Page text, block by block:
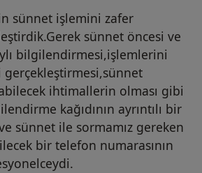
sünnet işlemini zafer
sünnet öncesi ve
bilgilendirmesi,işlemlerini
gerçekleştirmesi,sünnet
ihtimallerin olması gibi
kağıdının ayrıntılı bir
sünnet ile sormamız gereken
bir telefon numarasının